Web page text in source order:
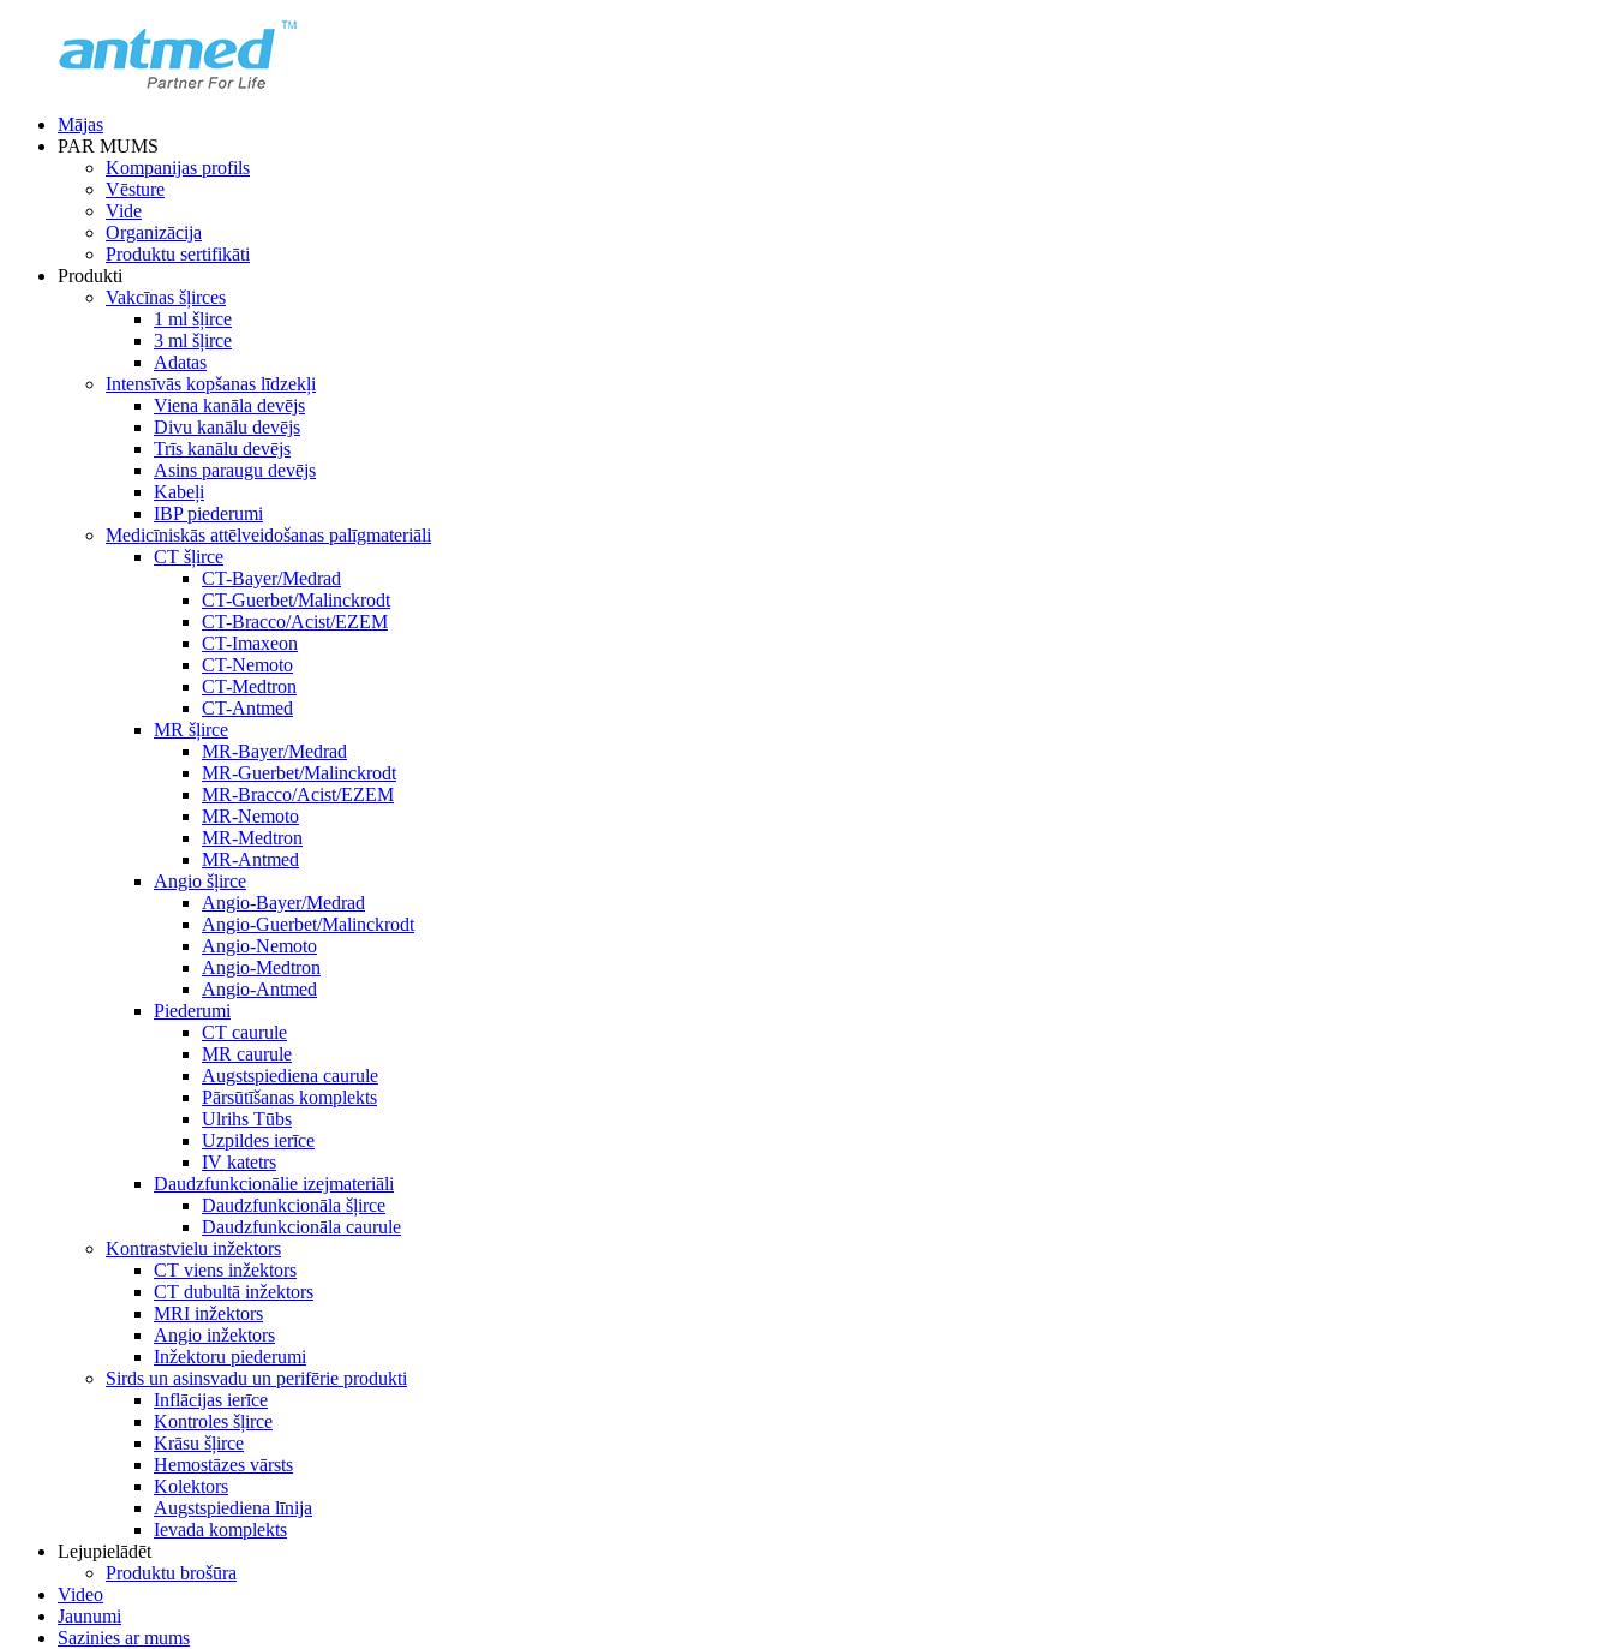
Mājas
PAR MUMS
Kompanijas profils
Vēsture
Vide
Organizācija
Produktu sertifikāti
Produkti
Vakcīnas šļirces
1 ml šļirce
3 ml šļirce
Adatas
Intensīvās kopšanas līdzekļi
Viena kanāla devējs
Divu kanālu devējs
Trīs kanālu devējs
Asins paraugu devējs
Kabeļi
IBP piederumi
Medicīniskās attēlveidošanas palīgmateriāli
CT šļirce
CT-Bayer/Medrad
CT-Guerbet/Malinckrodt
CT-Bracco/Acist/EZEM
CT-Imaxeon
CT-Nemoto
CT-Medtron
CT-Antmed
MR šļirce
MR-Bayer/Medrad
MR-Guerbet/Malinckrodt
MR-Bracco/Acist/EZEM
MR-Nemoto
MR-Medtron
MR-Antmed
Angio šļirce
Angio-Bayer/Medrad
Angio-Guerbet/Malinckrodt
Angio-Nemoto
Angio-Medtron
Angio-Antmed
Piederumi
CT caurule
MR caurule
Augstspiediena caurule
Pārsūtīšanas komplekts
Ulrihs Tūbs
Uzpildes ierīce
IV katetrs
Daudzfunkcionālie izejmateriāli
Daudzfunkcionāla šļirce
Daudzfunkcionāla caurule
Kontrastvielu inžektors
CT viens inžektors
CT dubultā inžektors
MRI inžektors
Angio inžektors
Inžektoru piederumi
Sirds un asinsvadu un perifērie produkti
Inflācijas ierīce
Kontroles šļirce
Krāsu šļirce
Hemostāzes vārsts
Kolektors
Augstspiediena līnija
Ievada komplekts
Lejupielādēt
Produktu brošūra
Video
Jaunumi
Sazinies ar mums